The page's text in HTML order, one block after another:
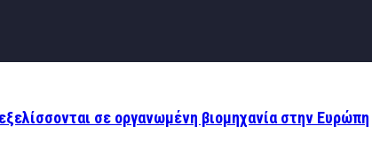
σε οργανωμένη βιομηχανία στην Ευρώπη